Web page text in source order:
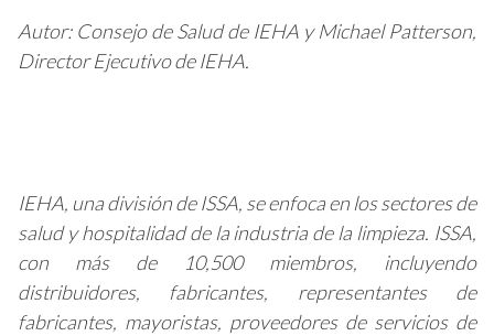
Autor: Consejo de Salud de IEHA y Michael Patterson,
Director Ejecutivo de IEHA.
IEHA, una división de ISSA, se enfoca en los sectores de
salud y hospitalidad de la industria de la limpieza. ISSA,
con más de 10,500 miembros, incluyendo
distribuidores, fabricantes, representantes de
fabricantes, mayoristas, proveedores de servicios de